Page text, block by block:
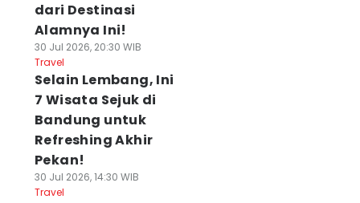
dari Destinasi
Alamnya Ini!
30 Jul 2026, 20:30 WIB
Travel
Selain Lembang, Ini
7 Wisata Sejuk di
Bandung untuk
Refreshing Akhir
Pekan!
30 Jul 2026, 14:30 WIB
Travel